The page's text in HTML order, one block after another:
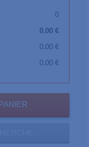
0
0.00 €
0.00 €
0.00 €